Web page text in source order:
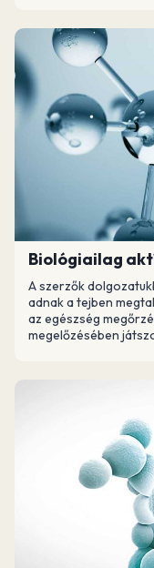
Biológiailag
A szerzők
adnak a tejben
az egészség
megelőzésében